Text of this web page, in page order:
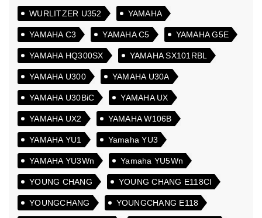
WURLITZER U352 YAMAHA
YAMAHA C3 YAMAHA C5 YAMAHA G5E
YAMAHA HQ300SX YAMAHA SX101RBL
YAMAHA U300 YAMAHA U30A
YAMAHA U30BiC YAMAHA UX
YAMAHA UX2 YAMAHA W106B
YAMAHA YU1 Yamaha YU3
YAMAHA YU3Wn Yamaha YU5Wn
YOUNG CHANG YOUNG CHANG E118CI
YOUNGCHANG YOUNGCHANG E118